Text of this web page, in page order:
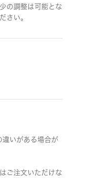
の調整は可能とな
さい。
いがある場合が
ご注文いただけな